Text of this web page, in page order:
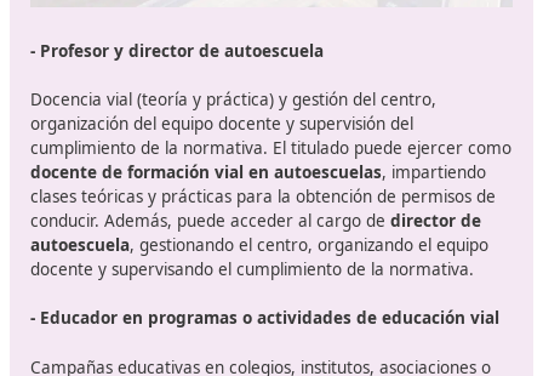
Acceso mediante prueba (para quienes no tengan
– Haber superado la prueba de acceso a ciclos
grado superior(se requiere tener al menos 19 años
que se realiza la prueba o 18 para quienes poseen el
de Técnico).
– Haber superado la prueba de acceso a la
mayores de 25 años.